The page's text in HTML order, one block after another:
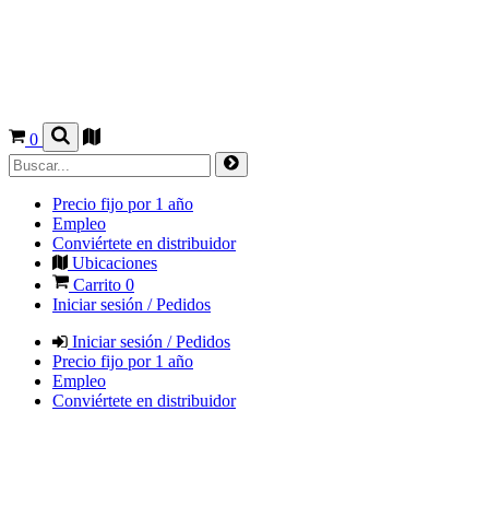
0
Precio fijo por 1 año
Empleo
Conviértete en distribuidor
Ubicaciones
Carrito 0
Iniciar sesión / Pedidos
Iniciar sesión / Pedidos
Precio fijo por 1 año
Empleo
Conviértete en distribuidor